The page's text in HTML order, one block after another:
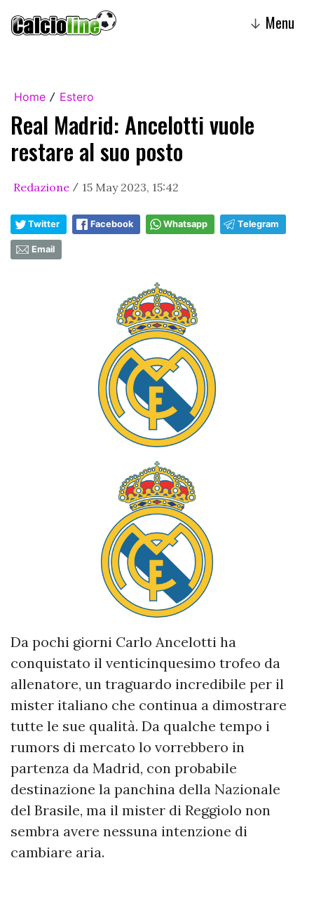
↓ Menu
Home / Estero
Real Madrid: Ancelotti vuole
restare al suo posto
Redazione / 15 May 2023, 15:42
Twitter Facebook Whatsapp Telegram
Email
Da pochi giorni Carlo Ancelotti ha
conquistato il venticinquesimo trofeo da
allenatore, un traguardo incredibile per il
mister italiano che continua a dimostrare
tutte le sue qualità. Da qualche tempo i
rumors di mercato lo vorrebbero in
partenza da Madrid, con probabile
destinazione la panchina della Nazionale
del Brasile, ma il mister di Reggiolo non
sembra avere nessuna intenzione di
cambiare aria.